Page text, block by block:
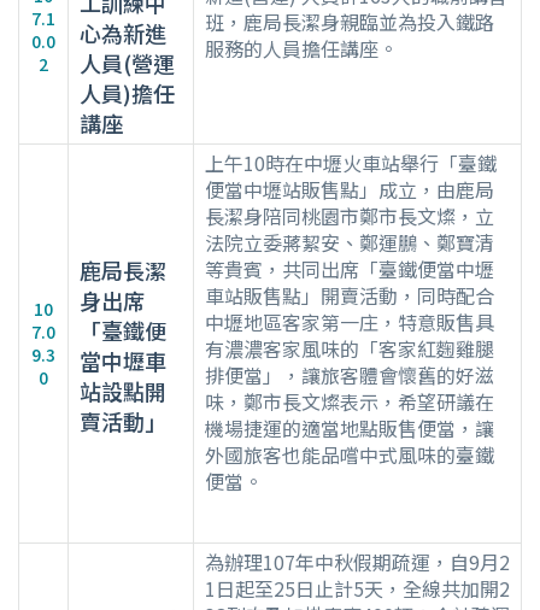
7.1
0.0
2
心為新進
人員(營運
人員)擔任
講座
班，鹿局長潔身親臨並為投入鐵路
服務的人員擔任講座。
10
7.0
9.3
0
鹿局長潔
身出席
「臺鐵便
當中壢車
站設點開
賣活動」
上午10時在中壢火車站舉行「臺鐵
便當中壢站販售點」成立，由鹿局
長潔身陪同桃園市鄭市長文燦，立
法院立委蔣絜安、鄭運鵬、鄭寶清
等貴賓，共同出席「臺鐵便當中壢
車站販售點」開賣活動，同時配合
中壢地區客家第一庄，特意販售具
有濃濃客家風味的「客家紅麴雞腿
排便當」，讓旅客體會懷舊的好滋
味，鄭市長文燦表示，希望研議在
機場捷運的適當地點販售便當，讓
外國旅客也能品嚐中式風味的臺鐵
便當。
為辦理107年中秋假期疏運，自9月2
1日起至25日止計5天，全線共加開2